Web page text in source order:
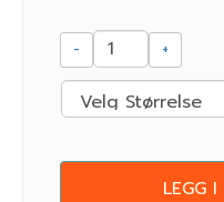
- +
LEGG I